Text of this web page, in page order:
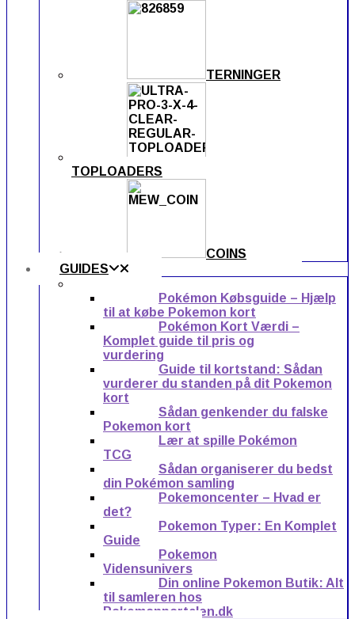
TERNINGER
TOPLOADERS
COINS
GUIDES
Pokémon Købsguide – Hjælp
til at købe Pokemon kort
Pokémon Kort Værdi –
Komplet guide til pris og
vurdering
Guide til kortstand: Sådan
vurderer du standen på dit Pokemon
kort
Sådan genkender du falske
Pokemon kort
Lær at spille Pokémon
TCG
Sådan organiserer du bedst
din Pokémon samling
Pokemoncenter – Hvad er
det?
Pokemon Typer: En Komplet
Guide
Pokemon
Vidensunivers
Din online Pokemon Butik: Alt
til samleren hos
Pokemonportalen.dk